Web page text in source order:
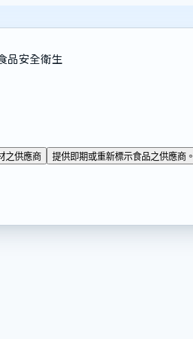
品安全衛生
之供應商 提供即期或重新標示食品之供應商。